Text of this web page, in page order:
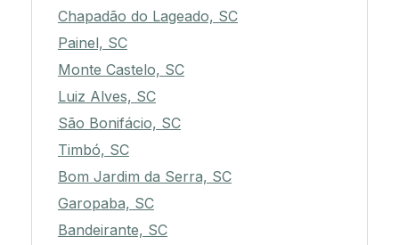
Chapadão do Lageado, SC
Painel, SC
Monte Castelo, SC
Luiz Alves, SC
São Bonifácio, SC
Timbó, SC
Bom Jardim da Serra, SC
Garopaba, SC
Bandeirante, SC